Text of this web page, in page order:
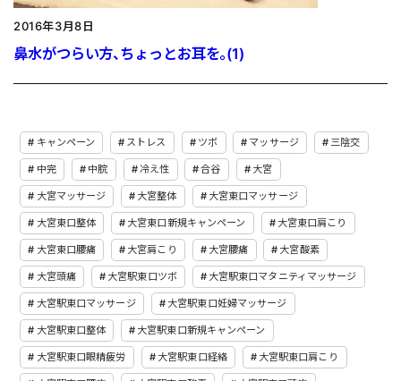
2016年3月8日
鼻水がつらい方、ちょっとお耳を。(1)
キャンペーン ストレス ツボ マッサージ 三陰交
中完 中脘 冷え性 合谷 大宮
大宮マッサージ 大宮整体 大宮東口マッサージ
大宮東口整体 大宮東口新規キャンペーン 大宮東口肩こり
大宮東口腰痛 大宮肩こり 大宮腰痛 大宮酸素
大宮頭痛 大宮駅東口ツボ 大宮駅東口マタニティマッサージ
大宮駅東口マッサージ 大宮駅東口妊婦マッサージ
大宮駅東口整体 大宮駅東口新規キャンペーン
大宮駅東口眼精疲労 大宮駅東口経絡 大宮駅東口肩こり